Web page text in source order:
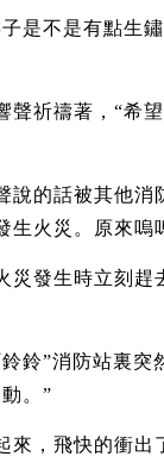
是不是有點生
聲祈禱著，“希
說的話被其他消
生火災。原來嗚
災發生時立刻趕
鈴”消防站裏突
。”
來，飛快的衝出